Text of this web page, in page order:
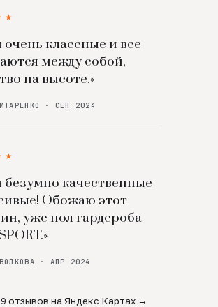
очень классные и все
между собой,
на высоте.»
· СЕН 2024
безумно качественные
Обожаю этот
уже пол гардероба
· АПР 2024
отзывов на Яндекс Картах →